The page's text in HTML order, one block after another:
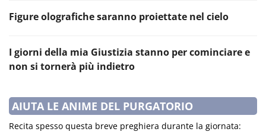
Figure olografiche saranno proiettate nel cielo
I giorni della mia Giustizia stanno per cominciare e
non si tornerà più indietro
AIUTA LE ANIME DEL PURGATORIO
Recita spesso questa breve preghiera durante la giornata: